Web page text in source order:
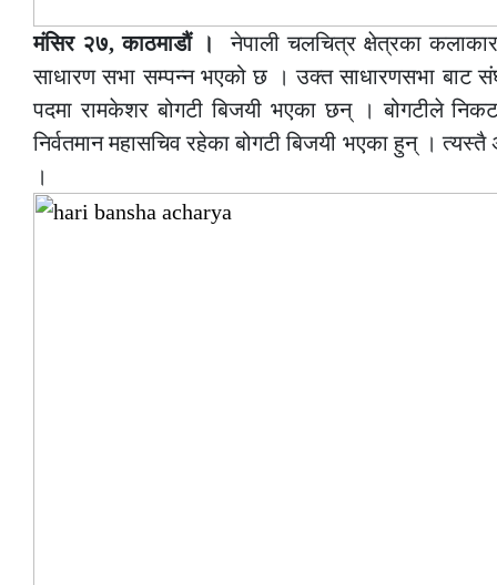
मंसिर २७, काठमाडौं ।नेपाली चलचित्र क्षेत्रका
साधारण सभा सम्पन्न भएको छ । उक्त साधारणसभा बाट
पदमा रामकेशर बोगटी बिजयी भएका छन् । बोगटीले
निर्वतमान महासचिव रहेका बोगटी बिजयी भएका हुन् । त्यस्तै
।